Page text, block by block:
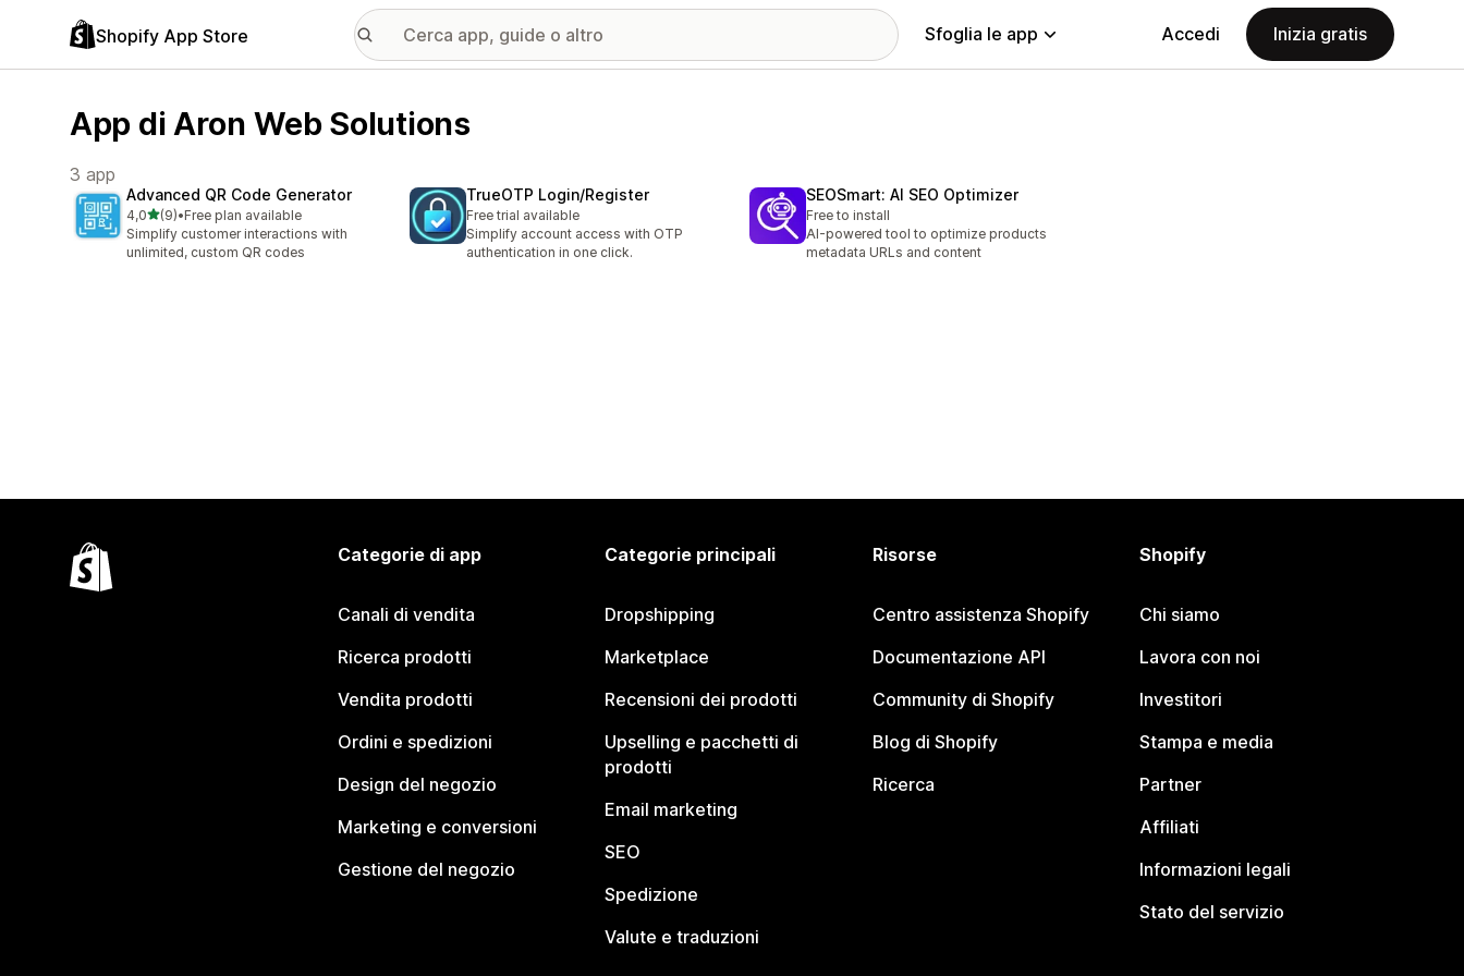
Shopify App Store Sfoglia le app Accedi Inizia gratis
App di Aron Web Solutions
3 app
Advanced QR Code Generator
4,0stelle su 5
(9)
9 recensioni totali
•Free plan available
Simplify customer interactions with
unlimited, custom QR codes
TrueOTP Login/Register
Free trial available
Simplify account access with OTP
authentication in one click.
SEOSmart: AI SEO Optimizer
Free to install
AI-powered tool to optimize products
metadata URLs and content
Categorie di app
Canali di vendita
Ricerca prodotti
Vendita prodotti
Ordini e spedizioni
Design del negozio
Marketing e conversioni
Gestione del negozio
Categorie principali
Dropshipping
Marketplace
Recensioni dei prodotti
Upselling e pacchetti di
prodotti
Email marketing
SEO
Spedizione
Valute e traduzioni
Risorse
Centro assistenza Shopify
Documentazione API
Community di Shopify
Blog di Shopify
Ricerca
Shopify
Chi siamo
Lavora con noi
Investitori
Stampa e media
Partner
Affiliati
Informazioni legali
Stato del servizio